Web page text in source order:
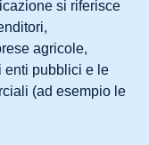
si riferisce
agricole,
enti pubblici e le
(ad esempio le